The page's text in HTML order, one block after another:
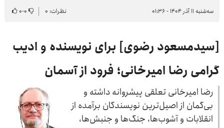
سه‌شنبه ۱۱ آذر ۱۴۰۴ - ۰۱:۳۶
نظرات: ۰ ۰-۰
[سیدمسعود رضوی] برای نویسنده و ادیب
گرامی رضا امیرخانی؛ فرود از آسمان
رضا امیرخانی تعلقی پیشروانه داشته و
بی‌گمان از اصیل‌ترین نویسندگان برآمده از
انقلابات و آشوب‌ها، جنگ‌ها و جنبش‌ها،